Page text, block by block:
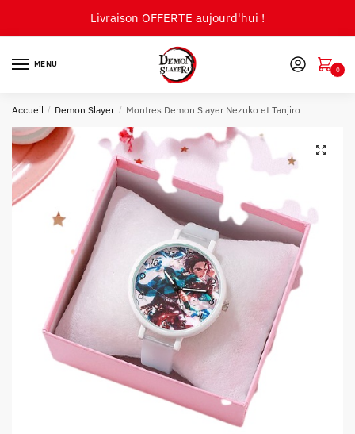
Livraison OFFERTE aujourd'hui !
MENU
0
Accueil / Demon Slayer / Montres Demon Slayer Nezuko et Tanjiro
🔍